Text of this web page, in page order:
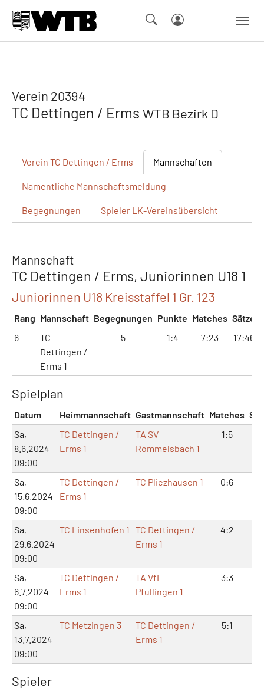
Verein 20394
TC Dettingen / Erms WTB Bezirk D
Verein TC Dettingen / Erms Mannschaften
Namentliche Mannschaftsmeldung
Begegnungen Spieler LK-Vereinsübersicht
Mannschaft
TC Dettingen / Erms, Juniorinnen U18 1
Juniorinnen U18 Kreisstaffel 1 Gr. 123
Rang Mannschaft Begegnungen Punkte Matches Sätze
6
TC
Dettingen /
Erms 1
5 1:4 7:23 17:46
Spielplan
Datum Heimmannschaft Gastmannschaft Matches
Sa,
8.6.2024
09:00
TC Dettingen /
Erms 1
TA SV
Rommelsbach 1
1:5
Sa,
15.6.2024
09:00
TC Dettingen /
Erms 1
TC Pliezhausen 1 0:6
Sa,
29.6.2024
09:00
TC Linsenhofen 1
TC Dettingen /
Erms 1
4:2
Sa,
6.7.2024
09:00
TC Dettingen /
Erms 1
TA VfL
Pfullingen 1
3:3
Sa,
13.7.2024
09:00
TC Metzingen 3
TC Dettingen /
Erms 1
5:1
Spieler